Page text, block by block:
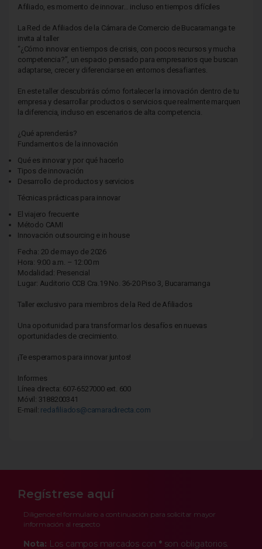
Afiliado, es momento de innovar… incluso en tiempos difíciles
La Red de Afiliados de la Cámara de Comercio de Bucaramanga te
invita al taller
“¿Cómo innovar en tiempos de crisis, con pocos recursos y mucha
competencia?”, un espacio pensado para empresarios que buscan
adaptarse, crecer y diferenciarse en entornos desafiantes.
En este taller descubrirás cómo fortalecer la innovación dentro de tu
empresa y desarrollar productos o servicios que realmente marquen
la diferencia, incluso en escenarios de alta competencia.
¿Qué aprenderás?
Fundamentos de la innovación
Qué es innovar y por qué hacerlo
Tipos de innovación
Desarrollo de productos y servicios
Técnicas prácticas para innovar
El viajero frecuente
Método CAMI
Innovación outsourcing e in house
Fecha: 20 de mayo de 2026
Hora: 9:00 a.m. – 12:00 m
Modalidad: Presencial
Lugar: Auditorio CCB Cra.19 No. 36-20 Piso 3, Bucaramanga
Taller exclusivo para miembros de la Red de Afiliados
Una oportunidad para transformar los desafíos en nuevas
oportunidades de crecimiento.
¡Te esperamos para innovar juntos!
Informes
Línea directa: 607-6527000 ext. 600
Móvil: 3188200341
E-mail: redafiliados@camaradirecta.com
Regístrese aquí
Diligencie el formulario a continuación para solicitar mayor
información al respecto
Nota: Los campos marcados con *son obligatorios.